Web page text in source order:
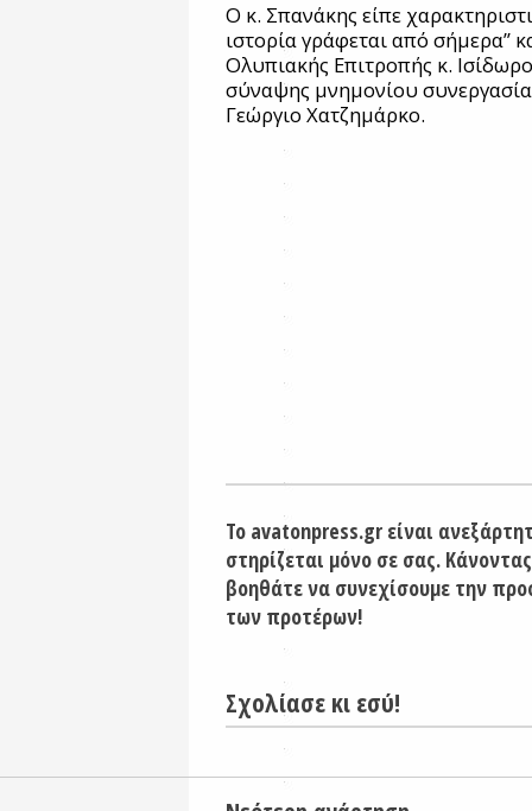
Ο κ. Σπανάκης είπε
ιστορία γράφεται από σήμερα”
Ολυπιακής Επιτροπής κ.
σύναψης μνημονίου
Γεώργιο Χατζημάρκο.
Το avatonpress.gr είναι
στηρίζεται μόνο σε σας.
βοηθάτε να συνεχίσουμε την
των προτέρων!
Σχολίασε κι εσύ!